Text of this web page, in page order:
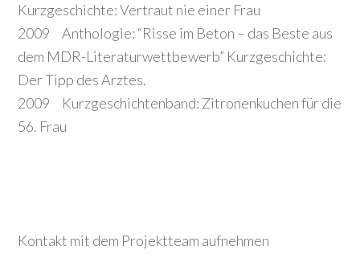
Kurzgeschichte: Vertraut nie einer Frau
2009 Anthologie: “Risse im Beton – das Beste aus
dem MDR-Literaturwettbewerb” Kurzgeschichte:
Der Tipp des Arztes.
2009 Kurzgeschichtenband: Zitronenkuchen für die
56. Frau
Kontakt mit dem Projektteam aufnehmen